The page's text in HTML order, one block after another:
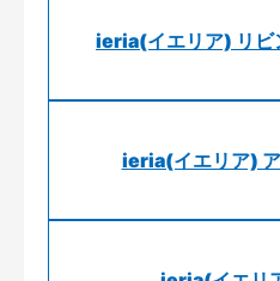
ieria(イエリア) リビ
ieria(イエリア)